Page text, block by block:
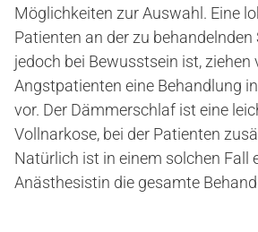
KERAMIK-
Möglichkeiten zur Auswahl. Eine
Patienten an der zu
jedoch bei Bewusstsein ist,
Angstpatienten eine Behandlung
vor. Der Dämmerschlaf ist eine
Vollnarkose, bei der Patienten
Natürlich ist in einem solchen Fall
Anästhesistin die gesamte